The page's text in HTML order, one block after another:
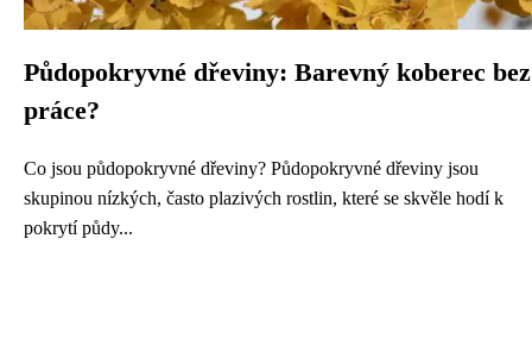
Půdopokryvné dřeviny: Barevný koberec bez
práce?
Co jsou půdopokryvné dřeviny? Půdopokryvné dřeviny jsou
skupinou nízkých, často plazivých rostlin, které se skvěle hodí k
pokrytí půdy...